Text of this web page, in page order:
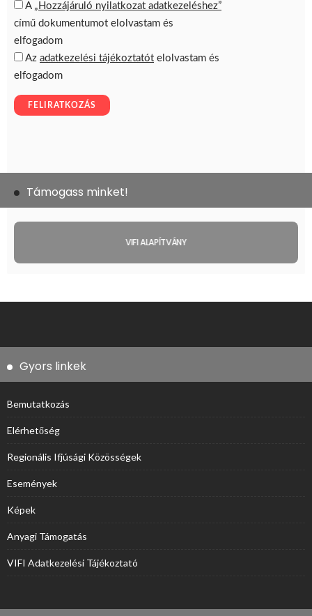
Támogass minket!
VIFI ALAPÍTVÁNY
Gyors linkek
Bemutatkozás
Elérhetőség
Regionális Ifjúsági Közösségek
Események
Képek
Anyagi Támogatás
VIFI Adatkezelési Tájékoztató